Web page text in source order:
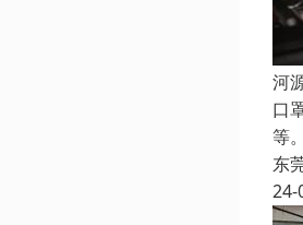
河
口
等
东
24-